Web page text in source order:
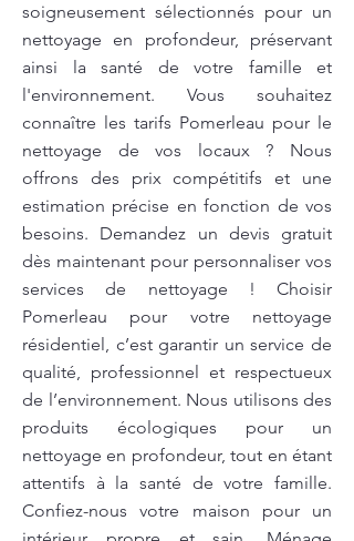
soigneusement sélectionnés pour un
nettoyage en profondeur, préservant
ainsi la santé de votre famille et
l'environnement. Vous souhaitez
connaître les tarifs Pomerleau pour le
nettoyage de vos locaux ? Nous
offrons des prix compétitifs et une
estimation précise en fonction de vos
besoins. Demandez un devis gratuit
dès maintenant pour personnaliser vos
services de nettoyage ! Choisir
Pomerleau pour votre nettoyage
résidentiel, c’est garantir un service de
qualité, professionnel et respectueux
de l’environnement. Nous utilisons des
produits écologiques pour un
nettoyage en profondeur, tout en étant
attentifs à la santé de votre famille.
Confiez-nous votre maison pour un